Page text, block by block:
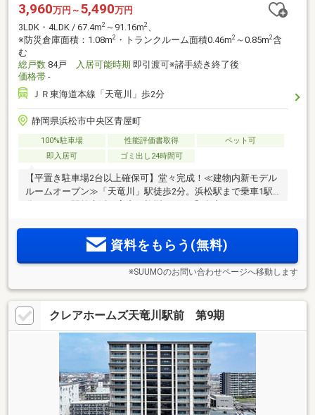
3,960万円～ 5,490万円
3LDK・4LDK / 67.4m2 ～91.16m2、
※防災倉庫面積：1.08m2 ・トランクルーム面積0.46m2 ～0.85m2含
む
総戸数 84戸 入居可能時期 即引渡可※諸手続き終了後
価格帯 -
ＪＲ東海道本線「天竜川」歩2分
静岡県浜松市中央区青屋町
100%駐車場 性能評価書取得
ペット可
即入居可
ゴミ出し24時間可
【平置き駐車場2台以上確保可】堂々完成！≪建物内新モデル
ルームオープン≫「天竜川」駅徒歩2分。浜松駅まで乗車1駅4
なIoT対応マンション
資料をもらう(無料)
※SUUMOのお問い合わせページへ移動します
クレアホームズ天竜川駅前 第9期